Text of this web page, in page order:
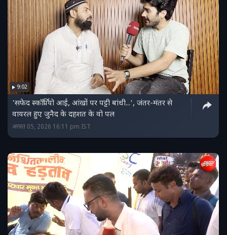
9:02
'सफेद स्कॉर्पियो आई, आंखों पर पट्टी बांधी...', जंतर-मंतर से
वायरल हुए जुनैद के दहशत के वो पल
अगस्त 05, 2026 16:11 pm IST